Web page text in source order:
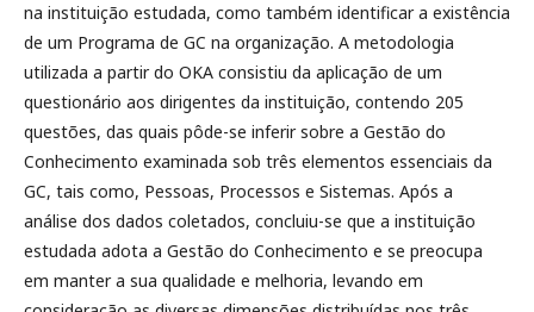
na instituição estudada, como também identificar a existência
de um Programa de GC na organização. A metodologia
utilizada a partir do OKA consistiu da aplicação de um
questionário aos dirigentes da instituição, contendo 205
questões, das quais pôde-se inferir sobre a Gestão do
Conhecimento examinada sob três elementos essenciais da
GC, tais como, Pessoas, Processos e Sistemas. Após a
análise dos dados coletados, concluiu-se que a instituição
estudada adota a Gestão do Conhecimento e se preocupa
em manter a sua qualidade e melhoria, levando em